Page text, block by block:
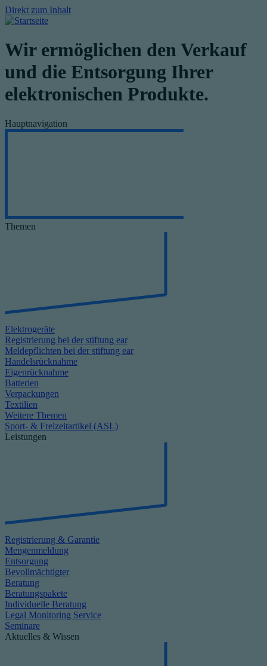
Direkt zum Inhalt
Wir ermöglichen den Verkauf
und die Entsorgung Ihrer
elektronischen Produkte.
Hauptnavigation
Themen
Elektrogeräte
Registrierung bei der stiftung ear
Meldepflichten bei der stiftung ear
Handelsrücknahme
Eigenrücknahme
Batterien
Verpackungen
Textilien
Weitere Themen
Sport- & Freizeitartikel (ASL)
Leistungen
Registrierung & Garantie
Mengenmeldung
Entsorgung
Bevollmächtigter
Beratung
Beratungspakete
Individuelle Beratung
Legal Monitoring Service
Seminare
Aktuelles & Wissen